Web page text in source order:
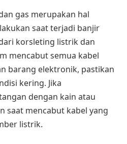
gas merupakan hal
saat terjadi banjir
korsleting listrik dan
mencabut semua kabel
barang elektronik, pastikan
kering. Jika
dengan kain atau
saat mencabut kabel yang
listrik.